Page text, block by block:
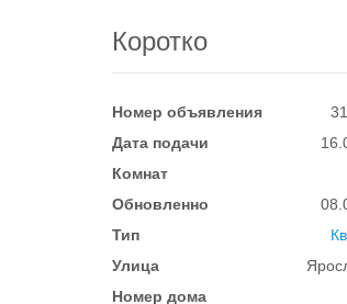
Коротко
Номер объявления
Дата подачи
Комнат
Обновленно
Тип
Улица
Номер дома